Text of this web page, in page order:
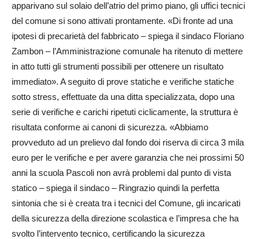
apparivano sul solaio dell’atrio del primo piano, gli uffici tecnici
del comune si sono attivati prontamente. «Di fronte ad una
ipotesi di precarietà del fabbricato – spiega il sindaco Floriano
Zambon – l’Amministra­zione comunale ha ritenuto di mettere
in atto tutti gli strumenti possibili per ottenere un risultato
immediato». A seguito di prove statiche e verifiche statiche
sotto stress, effettuate da una ditta specializzata, dopo una
serie di verifiche e carichi ripetuti ciclicamente, la struttura è
risultata conforme ai canoni di sicurezza. «Abbiamo
provveduto ad un prelievo dal fondo doi riserva di circa 3 mila
euro per le verifiche e per avere garanzia che nei prossimi 50
anni la scuola Pascoli non avrà problemi dal punto di vista
statico – spiega il sindaco – Ringrazio quindi la perfetta
sintonia che si è creata tra i tecnici del Comune, gli incaricati
della sicurezza della direzione scolastica e l’impresa che ha
svolto l’intervento tecnico, certificando la sicurezza